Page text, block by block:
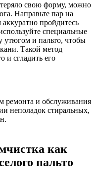
свою форму, можно
Направьте пар на
пройдитесь
специальные
утюгом и пальто, чтобы
Такой метод
и сгладить его
ремонта и обслуживания
неполадок стиральных,
как
пальто